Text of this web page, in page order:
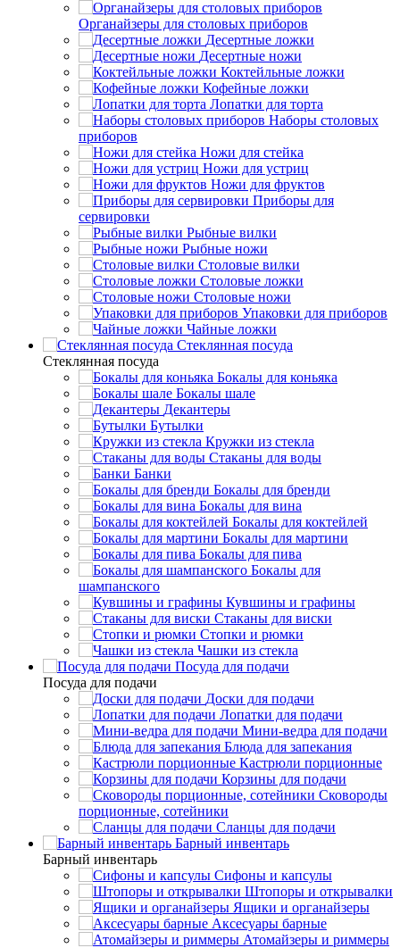
Органайзеры для столовых приборов
Десертные ложки
Десертные ножи
Коктейльные ложки
Кофейные ложки
Лопатки для торта
Наборы столовых
приборов
Ножи для стейка
Ножи для устриц
Ножи для фруктов
Приборы для
сервировки
Рыбные вилки
Рыбные ножи
Столовые вилки
Столовые ложки
Столовые ножи
Упаковки для приборов
Чайные ложки
Стеклянная посуда
Стеклянная посуда
Бокалы для коньяка
Бокалы шале
Декантеры
Бутылки
Кружки из стекла
Стаканы для воды
Банки
Бокалы для бренди
Бокалы для вина
Бокалы для коктейлей
Бокалы для мартини
Бокалы для пива
Бокалы для
шампанского
Кувшины и графины
Стаканы для виски
Стопки и рюмки
Чашки из стекла
Посуда для подачи
Посуда для подачи
Доски для подачи
Лопатки для подачи
Мини-ведра для подачи
Блюда для запекания
Кастрюли порционные
Корзины для подачи
Сковороды
порционные, сотейники
Сланцы для подачи
Барный инвентарь
Барный инвентарь
Сифоны и капсулы
Штопоры и открывалки
Ящики и органайзеры
Аксесуары барные
Атомайзеры и риммеры